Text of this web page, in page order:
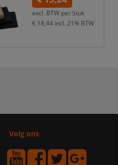
excl. BTW per Stuk
€ 18,44 incl. 21% BTW
Volg ons